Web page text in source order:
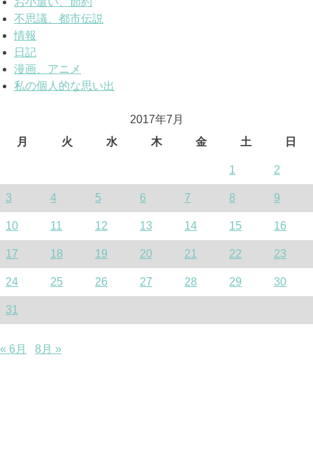
不思議、都市伝説
情報
日記
漫画、アニメ
私の個人的な思い出
2017年7月
月
火 水 木 金 土 日
1 2
3 4 5 6 7 8 9
10 11 12 13 14 15 16
17 18 19 20 21 22 23
24 25 26 27 28 29 30
31
« 6月 8月 »